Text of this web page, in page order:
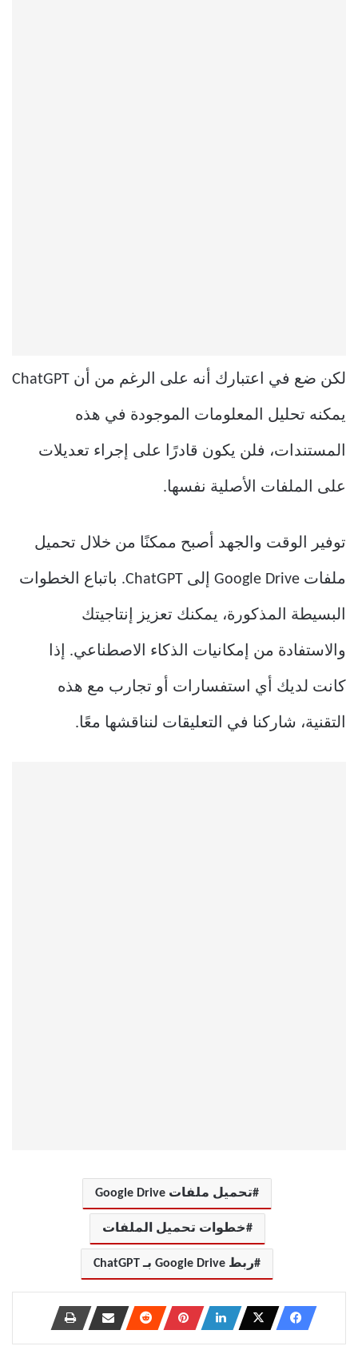
لكن ضع في اعتبارك أنه على الرغم من أن ChatGPT
يمكنه تحليل المعلومات الموجودة في هذه
المستندات، فلن يكون قادرًا على إجراء تعديلات
على الملفات الأصلية نفسها.
توفير الوقت والجهد أصبح ممكنًا من خلال تحميل
ملفات Google Drive إلى ChatGPT. باتباع الخطوات
البسيطة المذكورة، يمكنك تعزيز إنتاجيتك
والاستفادة من إمكانيات الذكاء الاصطناعي. إذا
كانت لديك أي استفسارات أو تجارب مع هذه
التقنية، شاركنا في التعليقات لنناقشها معًا.
تحميل ملفات Google Drive
خطوات تحميل الملفات
ربط Google Drive بـ ChatGPT